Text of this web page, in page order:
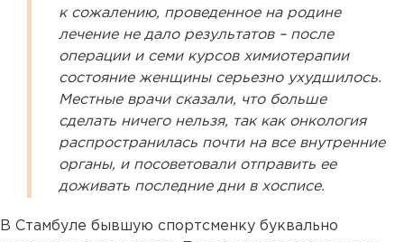
к сожалению, проведенное на родине
лечение не дало результатов – после
операции и семи курсов химиотерапии
состояние женщины серьезно ухудшилось.
Местные врачи сказали, что больше
сделать ничего нельзя, так как онкология
распространилась почти на все внутренние
органы, и посоветовали отправить ее
доживать последние дни в хосписе.
В Стамбуле бывшую спортсменку буквально